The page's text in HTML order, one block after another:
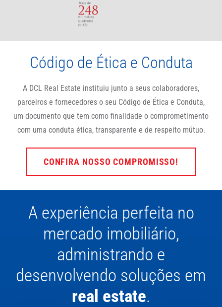
Código de Ética e Conduta
A DCL Real Estate instituiu junto a seus colaboradores,
parceiros e fornecedores o seu Código de Ética e Conduta,
um documento que tem como finalidade o comprometimento
com uma conduta ética, transparente e de respeito mútuo.
CONFIRA NOSSO COMPROMISSO!
A experiência perfeita no
mercado imobiliário,
administrando e
desenvolvendo soluções em
real estate.